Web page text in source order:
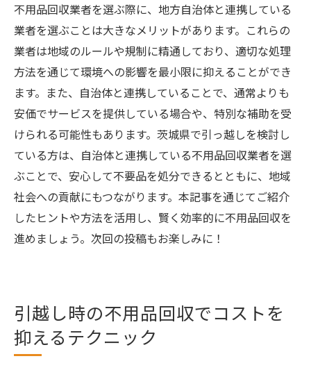
不用品回収業者を選ぶ際に、地方自治体と連携している
業者を選ぶことは大きなメリットがあります。これらの
業者は地域のルールや規制に精通しており、適切な処理
方法を通じて環境への影響を最小限に抑えることができ
ます。また、自治体と連携していることで、通常よりも
安価でサービスを提供している場合や、特別な補助を受
けられる可能性もあります。茨城県で引っ越しを検討し
ている方は、自治体と連携している不用品回収業者を選
ぶことで、安心して不要品を処分できるとともに、地域
社会への貢献にもつながります。本記事を通じてご紹介
したヒントや方法を活用し、賢く効率的に不用品回収を
進めましょう。次回の投稿もお楽しみに！
引越し時の不用品回収でコストを
抑えるテクニック